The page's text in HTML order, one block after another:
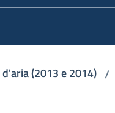
(2013 e 2014) /